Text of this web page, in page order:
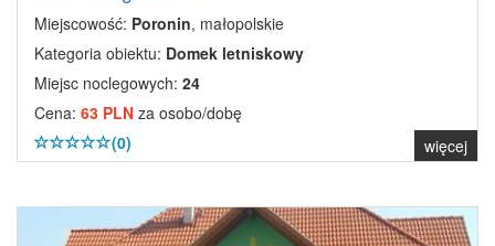
Miejscowość: Poronin, małopolskie
Kategoria obiektu: Domek letniskowy
Miejsc noclegowych: 24
Cena: 63 PLN za osobo/dobę
(0)
więcej